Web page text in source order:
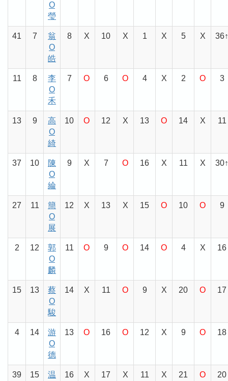
O
瑩
41 7
翁
O
皓
8 X 10 X 1 X 5 X 36↑
11 8
李
O
禾
7 O 6 O 4 X 2 O 3
13 9
高
O
綺
10 O 12 X 13 O 14 X 11
37 10
陳
O
綸
9 X 7 O 16 X 11 X 30↑
27 11
簡
O
展
12 X 13 X 15 O 10 O 9
2 12
郭
O
麟
11 O 9 O 14 O 4 X 16
15 13
蔡
O
駿
14 X 11 O 9 X 20 O 17
4 14
游
O
德
13 O 16 O 12 X 9 O 18
39 15
温
16 X 17 X 11 X 21 O 20